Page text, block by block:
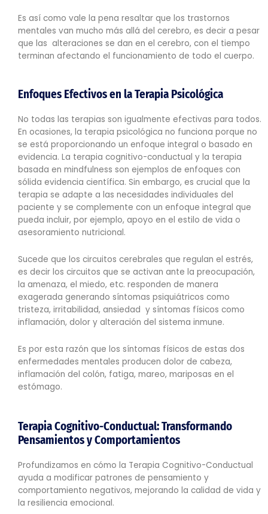
Es así como vale la pena resaltar que los trastornos
mentales van mucho más allá del cerebro, es decir a pesar
que las alteraciones se dan en el cerebro, con el tiempo
terminan afectando el funcionamiento de todo el cuerpo.
Enfoques Efectivos en la Terapia Psicológica
No todas las terapias son igualmente efectivas para todos.
En ocasiones, la terapia psicológica no funciona porque no
se está proporcionando un enfoque integral o basado en
evidencia. La terapia cognitivo-conductual y la terapia
basada en mindfulness son ejemplos de enfoques con
sólida evidencia científica. Sin embargo, es crucial que la
terapia se adapte a las necesidades individuales del
paciente y se complemente con un enfoque integral que
pueda incluir, por ejemplo, apoyo en el estilo de vida o
asesoramiento nutricional.
Sucede que los circuitos cerebrales que regulan el estrés,
es decir los circuitos que se activan ante la preocupación,
la amenaza, el miedo, etc. responden de manera
exagerada generando síntomas psiquiátricos como
tristeza, irritabilidad, ansiedad y síntomas físicos como
inflamación, dolor y alteración del sistema inmune.
Es por esta razón que los síntomas físicos de estas dos
enfermedades mentales producen dolor de cabeza,
inflamación del colón, fatiga, mareo, mariposas en el
estómago.
Terapia Cognitivo-Conductual: Transformando
Pensamientos y Comportamientos
Profundizamos en cómo la Terapia Cognitivo-Conductual
ayuda a modificar patrones de pensamiento y
comportamiento negativos, mejorando la calidad de vida y
la resiliencia emocional.